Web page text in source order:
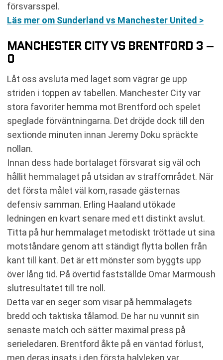
försvarsspel.
Läs mer om Sunderland vs Manchester United >
MANCHESTER CITY VS BRENTFORD 3 –
0
Låt oss avsluta med laget som vägrar ge upp
striden i toppen av tabellen. Manchester City var
stora favoriter hemma mot Brentford och spelet
speglade förväntningarna. Det dröjde dock till den
sextionde minuten innan Jeremy Doku spräckte
nollan.
Innan dess hade bortalaget försvarat sig väl och
hållit hemmalaget på utsidan av straffområdet. När
det första målet väl kom, rasade gästernas
defensiv samman. Erling Haaland utökade
ledningen en kvart senare med ett distinkt avslut.
Titta på hur hemmalaget metodiskt tröttade ut sina
motståndare genom att ständigt flytta bollen från
kant till kant. Det är ett mönster som byggts upp
över lång tid. På övertid fastställde Omar Marmoush
slutresultatet till tre noll.
Detta var en seger som visar på hemmalagets
bredd och taktiska tålamod. De har nu vunnit sin
senaste match och sätter maximal press på
serieledaren. Brentford åkte på en väntad förlust,
men deras insats i den första halvleken var